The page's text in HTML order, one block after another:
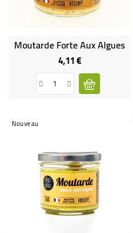
Moutarde Forte Aux Algues
4,11 €Prix
Nouveau